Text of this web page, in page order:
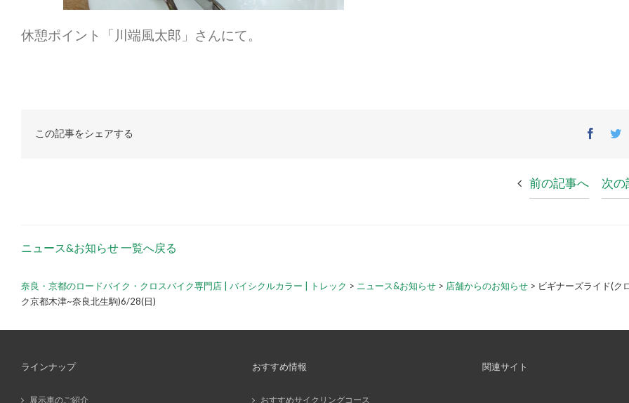
休憩ポイント「川端風太郎」さんにて。
この記事をシェアする
前の記事へ 次の
ニュース&お知らせ 一覧へ戻る
奈良・京都のロードバイク・クロスバイク専門店 | バイシクルカラー | トレック > ニュース&お知らせ > 店舗からのお知らせ > ビギナーズライド(ク
ク京都木津~奈良北生駒)6/28(日)
ラインナップ
展示車のご紹介
おすすめ情報
おすすめサイクリングコース
関連サイト